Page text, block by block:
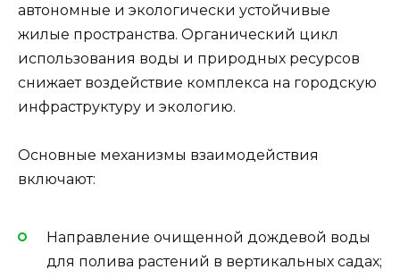
автономные и экологически устойчивые
жилые пространства. Органический цикл
использования воды и природных ресурсов
снижает воздействие комплекса на городскую
инфраструктуру и экологию.
Основные механизмы взаимодействия
включают:
Направление очищенной дождевой воды
для полива растений в вертикальных садах;